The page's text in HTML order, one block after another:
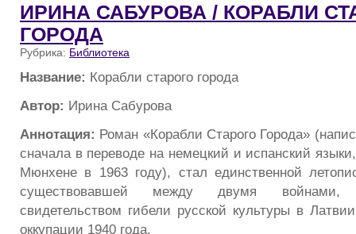
ИРИНА САБУРОВА / КОРАБЛИ
ГОРОДА
Рубрика: Библиотека
Название: Корабли старого города
Автор: Ирина Сабурова
Аннотация: Роман «Корабли Старого Города»
сначала в переводе на немецкий и испанский
Мюнхене в 1963 году), стал единственной
существовавшей между двумя войнами,
свидетельством гибели русской культуры в
оккупации 1940 года.